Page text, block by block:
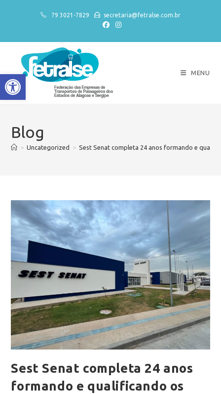
Abrir a barra de ferramentas
79 3021-7829 secretaria@fetralse.com.br
MENU
Blog
> Uncategorized > Sest Senat completa 24 anos formando e
Sest Senat completa 24 anos
formando e qualificando os